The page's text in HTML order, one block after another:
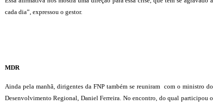
cada dia”, expressou o gestor.
MDR
Ainda pela manhã, dirigentes da FNP também se reuniram com o ministro do
Desenvolvimento Regional, Daniel Ferreira. No encontro, do qual participou o